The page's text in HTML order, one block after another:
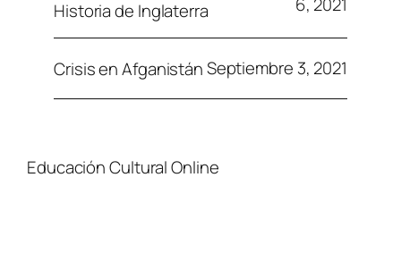
Historia de Inglaterra
6, 2021
Crisis en AfganistánSeptiembre 3, 2021
Educación Cultural Online